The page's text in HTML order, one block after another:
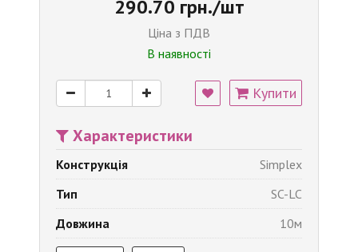
290.70 грн./шт
Ціна з ПДВ
В наявності
Купити
Характеристики
Конструкція
Simplex
Тип
SC-LC
Довжина
10м